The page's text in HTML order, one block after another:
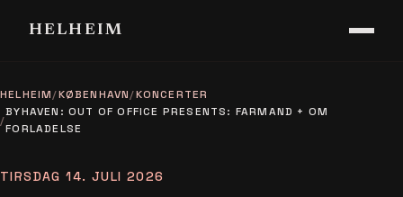
HELHEIM
HELHEIM/KØBENHAVN/KONCERTER
/
BYHAVEN: OUT OF OFFICE PRESENTS: FARMAND + OM
FORLADELSE
TIRSDAG 14. JULI 2026